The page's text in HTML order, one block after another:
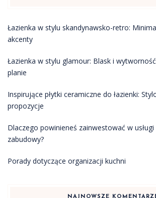
Łazienka w stylu skandynawsko-retro:
akcenty
Łazienka w stylu glamour: Blask i
planie
Inspirujące płytki ceramiczne do łazienki:
propozycje
Dlaczego powinieneś zainwestować w
zabudowy?
Porady dotyczące organizacji kuchni
NAJNOWSZE